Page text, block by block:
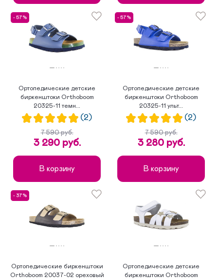
- 57%
Ортопедические детские
биркенштоки Orthoboom
20325-11 темн...
(2)
7 590 руб.
3 290 руб.
В корзину
- 57%
Ортопедические детские
биркенштоки Orthoboom
20325-11 ульт...
(2)
7 590 руб.
3 280 руб.
В корзину
- 37%
Ортопедические биркенштоки
Orthoboom 20037-02 ореховый
Ортопедические детские
биркенштоки Orthoboom